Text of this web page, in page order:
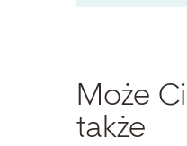
Może
także